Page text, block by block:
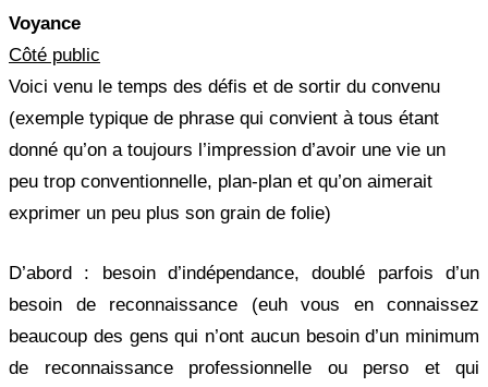
Voyance
Côté public
Voici venu le temps des défis et de sortir du convenu
(exemple typique de phrase qui convient à tous étant
donné qu’on a toujours l’impression d’avoir une vie un
peu trop conventionnelle, plan-plan et qu’on aimerait
exprimer un peu plus son grain de folie)
D’abord : besoin d’indépendance, doublé parfois d’un
besoin de reconnaissance (euh vous en connaissez
beaucoup des gens qui n’ont aucun besoin d’un minimum
de reconnaissance professionnelle ou perso et qui